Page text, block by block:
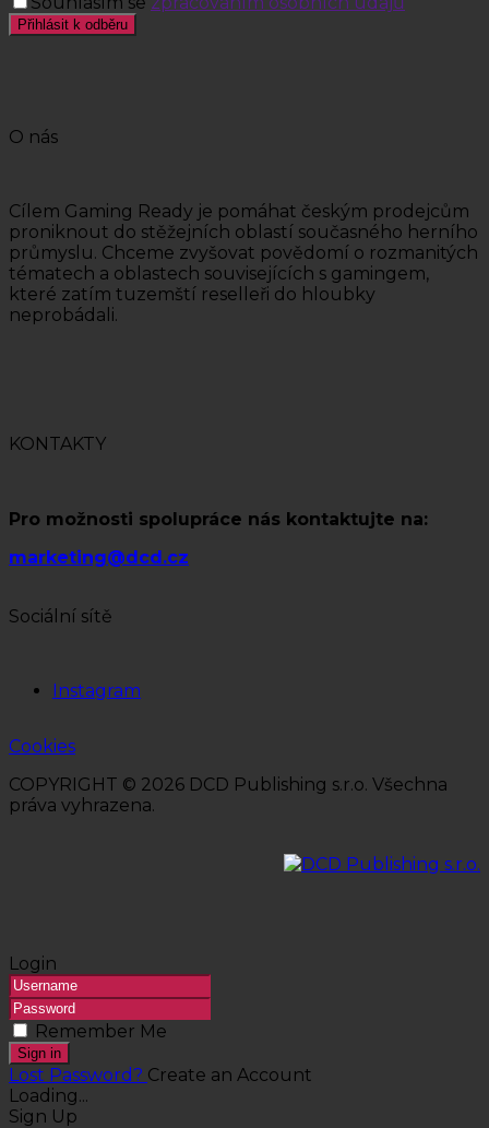
Přihlásit k odběru
O nás
Cílem Gaming Ready je pomáhat českým prodejcům
proniknout do stěžejních oblastí současného herního
průmyslu. Chceme zvyšovat povědomí o rozmanitých
tématech a oblastech souvisejících s gamingem,
které zatím tuzemští reselleři do hloubky
neprobádali.
KONTAKTY
Pro možnosti spolupráce nás kontaktujte na:
marketing@dcd.cz
Sociální sítě
Instagram
Cookies
COPYRIGHT © 2026 DCD Publishing s.r.o. Všechna
práva vyhrazena.
Login
Remember Me
Sign in
Lost Password? Create an Account
Loading...
Sign Up